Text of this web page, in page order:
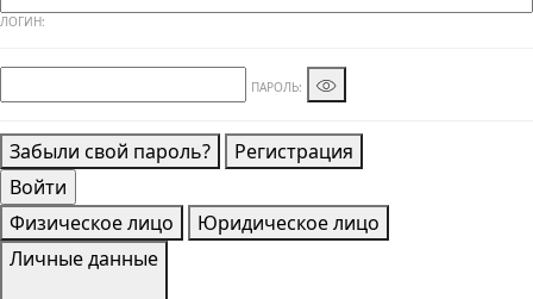
ЛОГИН:
ПАРОЛЬ:
Забыли свой пароль? Регистрация
Физическое лицо
Юридическое лицо
Личные данные